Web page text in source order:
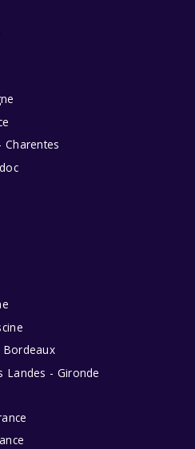
Charentes
Bordeaux
Landes - Gironde